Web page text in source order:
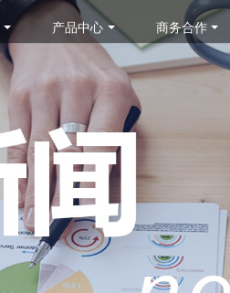
产品中心 商务合作